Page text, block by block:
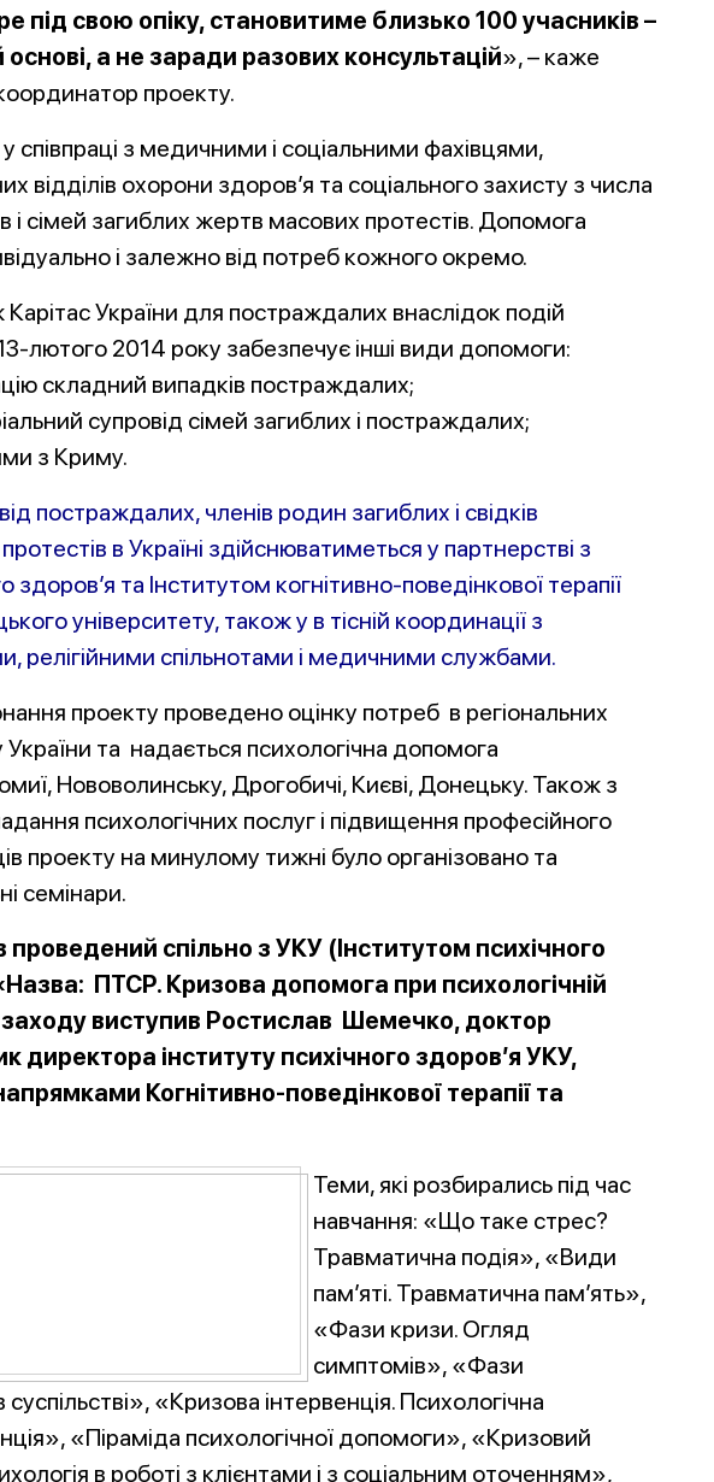
під свою опіку, становитиме близько 100 учасників –
основі, а не заради разових консультацій», – каже
проекту.
співпраці з медичними і соціальними фахівцями,
відділів охорони здоров’я та соціального захисту з числа
і сімей загиблих жертв масових протестів. Допомога
і залежно від потреб кожного окремо.
України для постраждалих внаслідок подій
лютого 2014 року забезпечує інші види допомоги:
складний випадків постраждалих;
супровід сімей загиблих і постраждалих;
з Криму.
постраждалих, членів родин загиблих і свідків
в Україні здійснюватиметься у партнерстві з
здоров’я та Інститутом когнітивно-поведінкової терапії
університету, також у в тісній координації з
релігійними спільнотами і медичними службами.
проекту проведено оцінку потреб в регіональних
України та надається психологічна допомога
Нововолинську, Дрогобичі, Києві, Донецьку. Також з
психологічних послуг і підвищення професійного
проекту на минулому тижні було організовано та
семінари.
спільно з УКУ (Інститутом психічного
ПТСР. Кризова допомога при психологічній
виступив Ростислав Шемечко, доктор
директора інституту психічного здоров’я УКУ,
Когнітивно-поведінкової терапії та
Теми, які розбирались під час
навчання: «Що таке стрес?
Травматична подія», «Види
пам’яті. Травматична пам’ять»,
«Фази кризи. Огляд
симптомів», «Фази
«Кризова інтервенція. Психологічна
«Піраміда психологічної допомоги», «Кризовий
в роботі з клієнтами і з соціальним оточенням»,